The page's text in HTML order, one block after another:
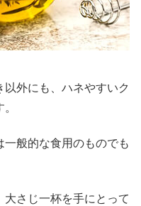
外にも、ハネやすいク
般的な食用のものでも
さじ一杯を手にとって